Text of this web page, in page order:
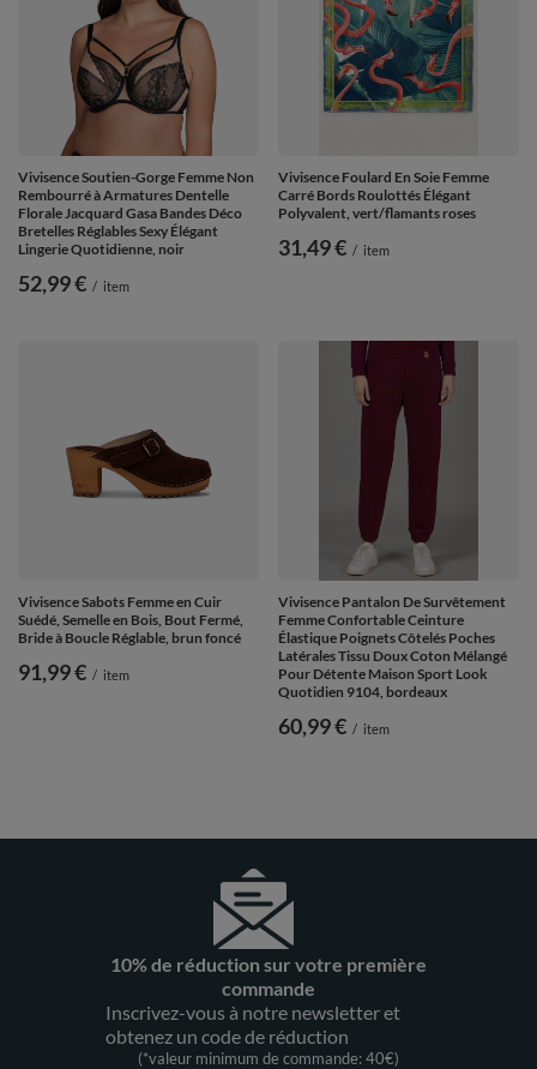
Vivisence Soutien-Gorge Femme Non
Rembourré à Armatures Dentelle
Florale Jacquard Gasa Bandes Déco
Bretelles Réglables Sexy Élégant
Lingerie Quotidienne, noir
52,99 € / item
Vivisence Foulard En Soie Femme
Carré Bords Roulottés Élégant
Polyvalent, vert/flamants roses
31,49 € / item
Vivisence Sabots Femme en Cuir
Suédé, Semelle en Bois, Bout Fermé,
Bride à Boucle Réglable, brun foncé
91,99 € / item
Vivisence Pantalon De Survêtement
Femme Confortable Ceinture
Élastique Poignets Côtelés Poches
Latérales Tissu Doux Coton Mélangé
Pour Détente Maison Sport Look
Quotidien 9104, bordeaux
60,99 € / item
10% de réduction sur votre première
commande
Inscrivez-vous à notre newsletter et
obtenez un code de réduction
(*valeur minimum de commande: 40€)